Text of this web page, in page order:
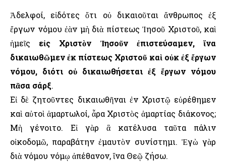
Ἀδελφοί, εἰδότες ὅτι οὐ δικαιοῦται ἄνθρωπος ἐξ
ἔργων νόμου ἐὰν μὴ διὰ πίστεως Ἰησοῦ Χριστοῦ, καὶ
ἡμεῖς εἰς Χριστὸν Ἰησοῦν ἐπιστεύσαμεν, ἵνα
δικαιωθῶμεν ἐκ πίστεως Χριστοῦ καὶ οὐκ ἐξ ἔργων
νόμου, διότι οὐ δικαιωθήσεται ἐξ ἔργων νόμου
πᾶσα σάρξ.
Εἰ δὲ ζητοῦντες δικαιωθῆναι ἐν Χριστῷ εὑρέθημεν
καὶ αὐτοὶ ἁμαρτωλοί, ἆρα Χριστὸς ἁμαρτίας διάκονος;
Μὴ γένοιτο. Εἰ γὰρ ἃ κατέλυσα ταῦτα πάλιν
οἰκοδομῶ, παραβάτην ἐμαυτὸν συνίστημι. Ἐγὼ γὰρ
διὰ νόμου νόμῳ ἀπέθανον, ἵνα Θεῷ ζήσω.